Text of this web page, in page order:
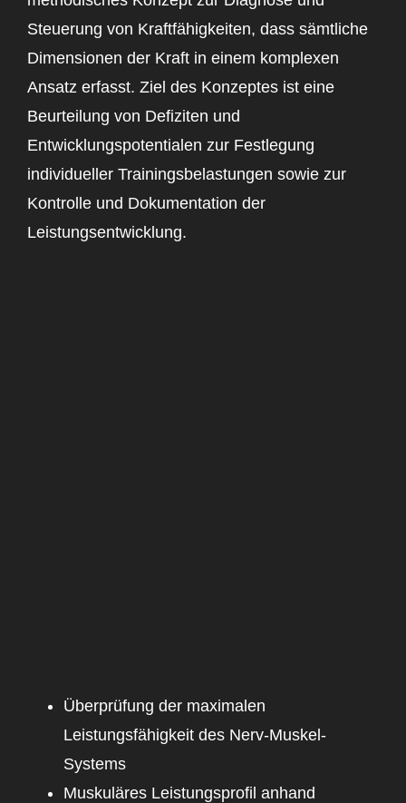
Service
Child Safety
Steuerung von Kraftfähigkeiten, dass sämtliche
Dimensionen der Kraft in einem komplexen
Ansatz erfasst. Ziel des Konzeptes ist eine
Beurteilung von Defiziten und
Entwicklungspotentialen zur Festlegung
individueller Trainingsbelastungen sowie zur
Kontrolle und Dokumentation der
Leistungsentwicklung.
Überprüfung der maximalen
Leistungsfähigkeit des Nerv-Muskel-
Systems
Muskuläres Leistungsprofil anhand